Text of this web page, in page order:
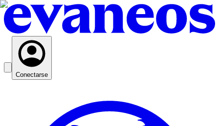
Conectarse